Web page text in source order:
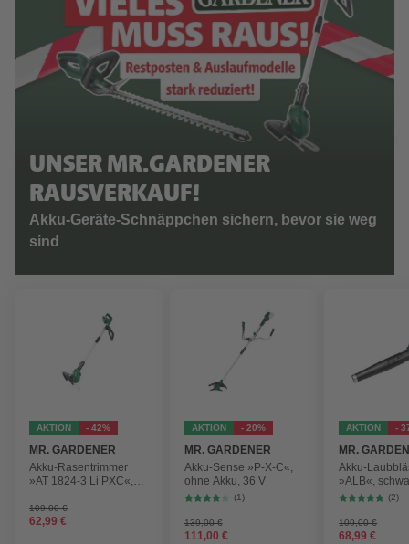
UNSER MR.GARDENER
RAUSVERKAUF!
Akku-Geräte-Schnäppchen sichern, bevor sie weg
sind
AKTION - 42%
MR. GARDENER
Akku-Rasentrimmer
»AT 1824-3 Li PXC«,
109,00 €
62,99 €
AKTION - 20%
MR. GARDENER
Akku-Sense »P-X-C«,
ohne Akku, 36 V
(1)
139,00 €
111,00 €
AKTION -
MR.
Akku-
»ALB«,
max.
210 km/h
(2)
109,00 €
68,99 €